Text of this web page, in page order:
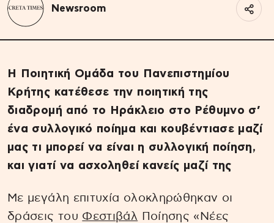
Newsroom
Η Ποιητική Ομάδα του Πανεπιστημίου
Κρήτης κατέθεσε την ποιητική της
διαδρομή από το Ηράκλειο στο Ρέθυμνο σ’
ένα συλλογικό ποίημα και κουβέντιασε μαζί
μας τι μπορεί να είναι η συλλογική ποίηση,
και γιατί να ασχοληθεί κανείς μαζί της
Με μεγάλη επιτυχία ολοκληρώθηκαν οι
δράσεις του Φεστιβάλ Ποίησης «Νέες